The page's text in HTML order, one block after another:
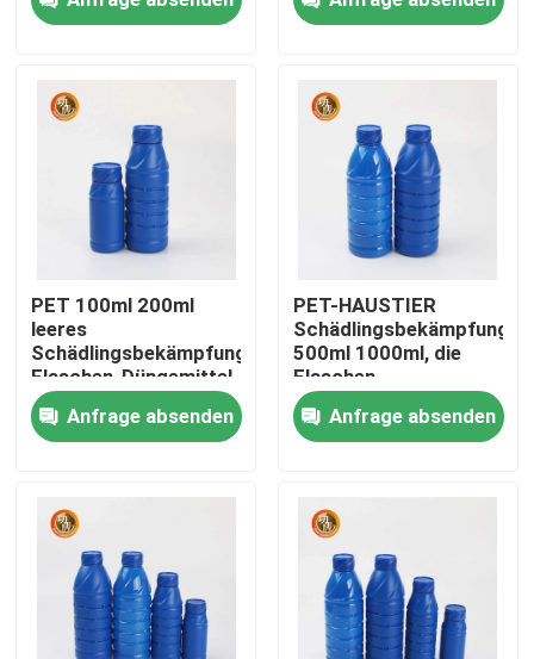
Videos
VR Show
Fabrik Tour
Qualitätskontrolle
Nachrichten
Plastiktablettenfläschchen
1000ml verpacken
Flasche 500ml 1000ml
PET 100ml 200ml
leeres
Schädlingsbekämpfungsmittel-
Flaschen-Düngemittel
für chemische
Flüssigkeit
Anfrage absenden
PET-HAUSTIER
500ml 1000ml, die
Flaschen-
landwirtschaftliche
Chemikalienlager-
Flasche verpacken
Anfrage absenden